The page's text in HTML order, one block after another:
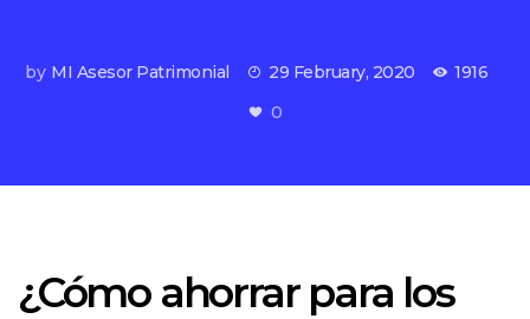
by MI Asesor Patrimonial 29 February, 2020
1916
0
¿Cómo ahorrar para los